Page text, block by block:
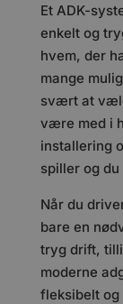
Et ADK-
enkelt og
hvem, der
mange
svært at
være med i
installering
spiller og
Når du
bare en
tryg drift,
moderne
fleksibelt